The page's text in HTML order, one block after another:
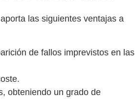
las siguientes ventajas a
de fallos imprevistos en las
.
obteniendo un grado de